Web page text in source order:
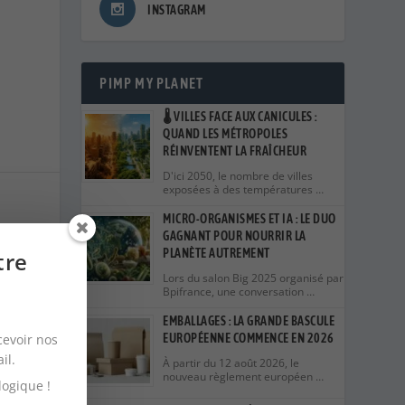
sur
INSTAGRAM
PIMP MY PLANET
🌡️ VILLES FACE AUX CANICULES :
QUAND LES MÉTROPOLES
RÉINVENTENT LA FRAÎCHEUR
D'ici 2050, le nombre de villes
exposées à des températures …
MICRO-ORGANISMES ET IA : LE DUO
GAGNANT POUR NOURRIR LA
PLANÈTE AUTREMENT
Lors du salon Big 2025 organisé par
Bpifrance, une conversation …
EMBALLAGES : LA GRANDE BASCULE
EUROPÉENNE COMMENCE EN 2026
À partir du 12 août 2026, le
nouveau règlement européen …
nos
!